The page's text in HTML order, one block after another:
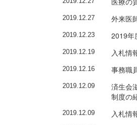
2019.12.27 外来医
2019.12.23 2019年
2019.12.19 入札情
2019.12.16 事務職
2019.12.09
済生会
制度の
2019.12.09 入札情